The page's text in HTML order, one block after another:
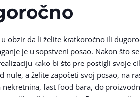
obzir da li želite kratkoročno ili
je u sopstveni posao. Nakon što
kako bi što pre postigli svoje
a želite započeti svoj posao, na
fast food bara, do